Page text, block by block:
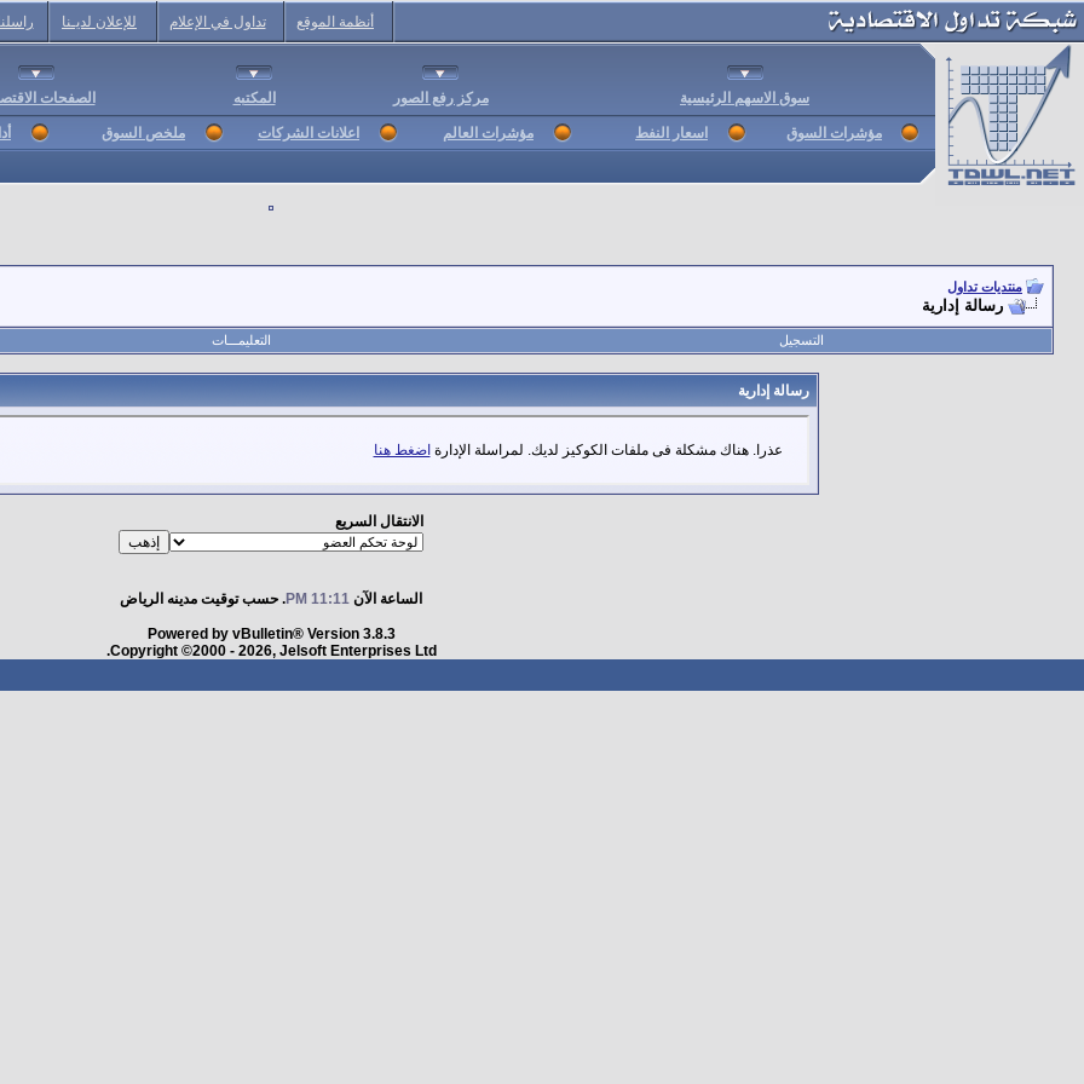
أنظمة الموقع تداول في الإعلام للإعلان لديـنا
سوق الاسهم الرئيسية مركز رفع الصور المكتبه الصفحات
مؤشرات السوق اسعار النفط مؤشرات العالم اعلانات الشركات ملخص السوق
منتديات تداول
رسالة إدارية
التسجيل التعليمـــات
رسالة إدارية
عذرا. هناك مشكلة فى ملفات الكوكيز لديك. لمراسلة الإدارة اضغط هنا
الانتقال السريع
الساعة الآن 11:11 PM . حسب توقيت مدينه الرياض
Powered by vBulletin® Version 3.8.3
Copyright ©2000 - 2026, Jelsoft Enterprises Ltd.